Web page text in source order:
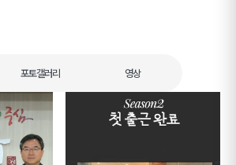
포토갤러리 영상